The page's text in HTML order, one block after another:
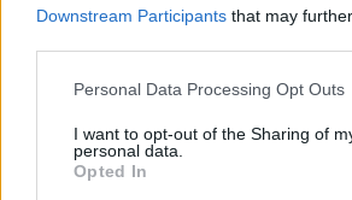
Downstream Participants that may
Please note that this website/app uses
not limited to your visit or usage
grant or deny consent to Google and its
use your data for below specified
Personal Data Processing Opt Outs
I want to opt-out of the Sharing of
personal data.
Opted In
Mario Malu